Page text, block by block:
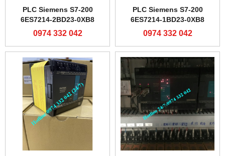
PLC Siemens S7-200
6ES7214-2BD23-0XB8
0974 332 042
PLC Siemens S7-200
6ES7214-1BD23-0XB8
0974 332 042